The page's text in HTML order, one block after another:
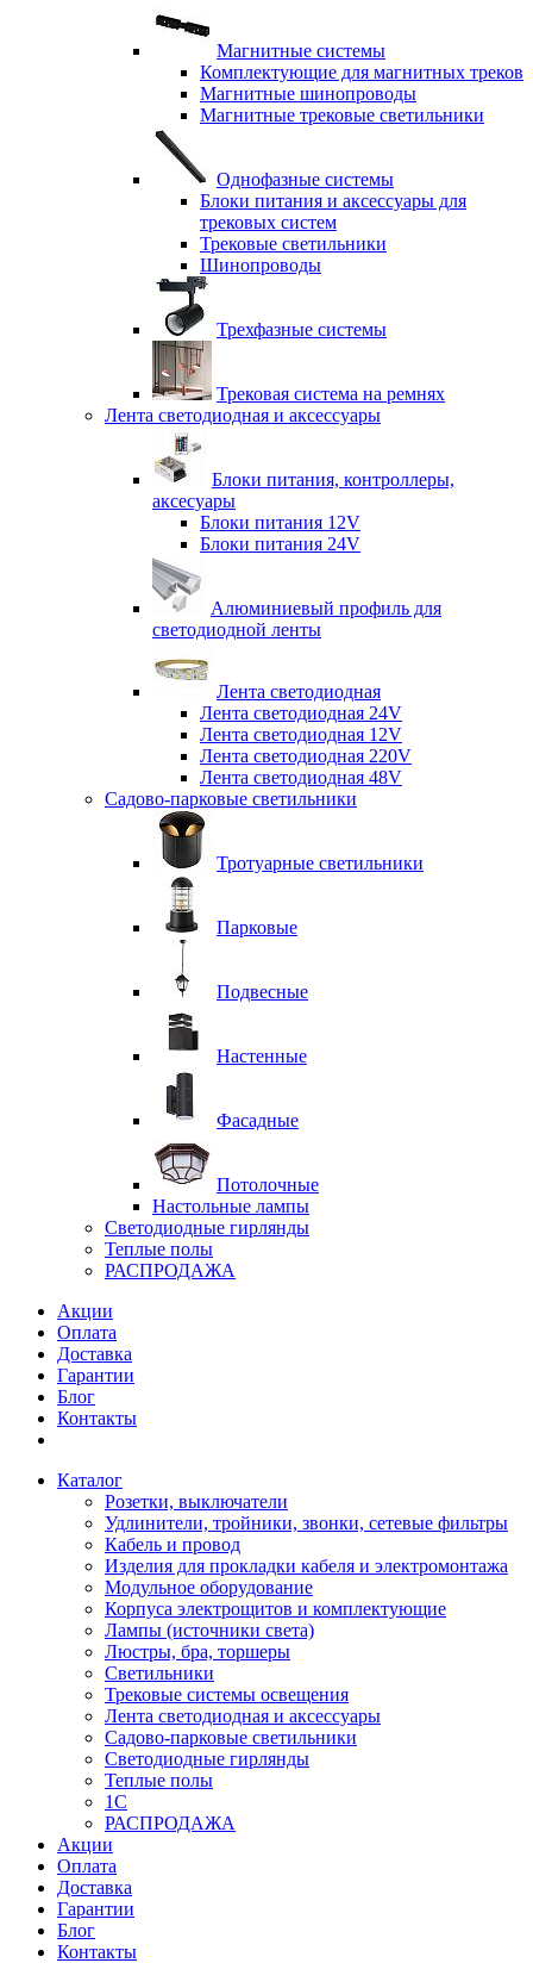
Магнитные системы
Комплектующие для магнитных треков
Магнитные шинопроводы
Магнитные трековые светильники
Однофазные системы
Блоки питания и аксессуары для
трековых систем
Трековые светильники
Шинопроводы
Трехфазные системы
Трековая система на ремнях
Лента светодиодная и аксессуары
Блоки питания, контроллеры,
аксесуары
Блоки питания 12V
Блоки питания 24V
Алюминиевый профиль для
светодиодной ленты
Лента светодиодная
Лента светодиодная 24V
Лента светодиодная 12V
Лента светодиодная 220V
Лента светодиодная 48V
Садово-парковые светильники
Тротуарные светильники
Парковые
Подвесные
Настенные
Фасадные
Потолочные
Настольные лампы
Светодиодные гирлянды
Теплые полы
РАСПРОДАЖА
Акции
Оплата
Доставка
Гарантии
Блог
Контакты
Каталог
Розетки, выключатели
Удлинители, тройники, звонки, сетевые фильтры
Кабель и провод
Изделия для прокладки кабеля и электромонтажа
Модульное оборудование
Корпуса электрощитов и комплектующие
Лампы (источники света)
Люстры, бра, торшеры
Светильники
Трековые системы освещения
Лента светодиодная и аксессуары
Садово-парковые светильники
Светодиодные гирлянды
Теплые полы
1С
РАСПРОДАЖА
Акции
Оплата
Доставка
Гарантии
Блог
Контакты